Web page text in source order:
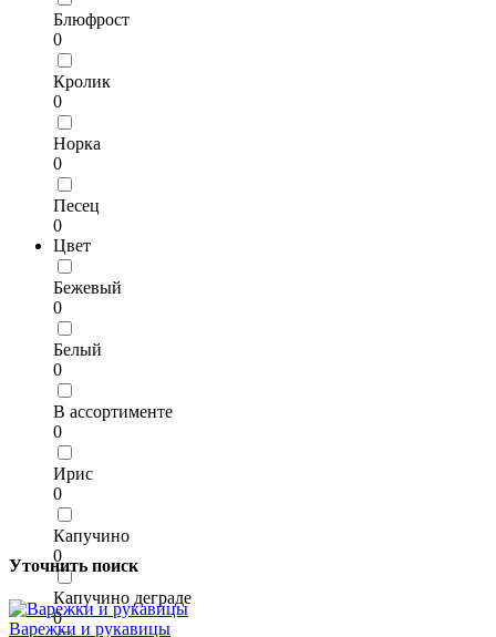
Блюфрост
0
Кролик
0
Норка
0
Песец
0
Цвет
Бежевый
0
Белый
0
В ассортименте
0
Ирис
0
Капучино
0
Капучино деграде
0
Уточнить поиск
Варежки и рукавицы